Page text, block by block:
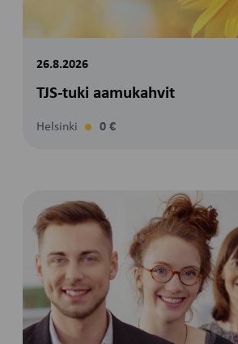
26.8.2026
TJS-tuki aamukahvit
Helsinki 0 €